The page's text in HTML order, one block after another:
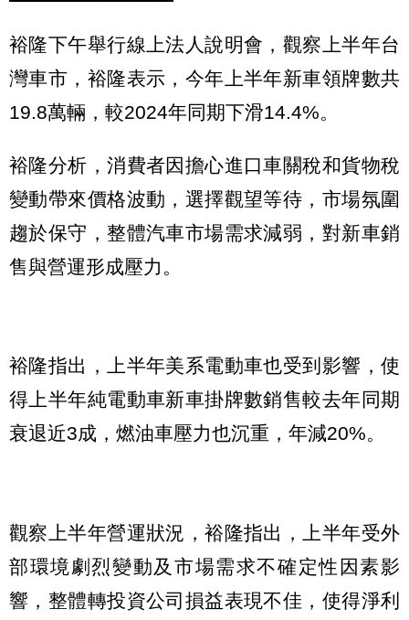
裕隆下午舉行線上法人說明會，觀察上半年台
灣車市，裕隆表示，今年上半年新車領牌數共
19.8萬輛，較2024年同期下滑14.4%。
裕隆分析，消費者因擔心進口車關稅和貨物稅
變動帶來價格波動，選擇觀望等待，市場氛圍
趨於保守，整體汽車市場需求減弱，對新車銷
售與營運形成壓力。
裕隆指出，上半年美系電動車也受到影響，使
得上半年純電動車新車掛牌數銷售較去年同期
衰退近3成，燃油車壓力也沉重，年減20%。
觀察上半年營運狀況，裕隆指出，上半年受外
部環境劇烈變動及市場需求不確定性因素影
響，整體轉投資公司損益表現不佳，使得淨利